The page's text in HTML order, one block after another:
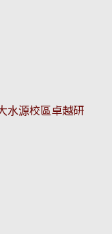
水源校區卓越研